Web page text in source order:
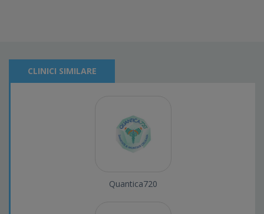
CLINICI SIMILARE
Quantica720